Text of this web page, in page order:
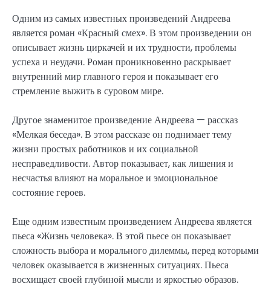
Одним из самых известных произведений Андреева
является роман «Красный смех». В этом произведении он
описывает жизнь циркачей и их трудности, проблемы
успеха и неудачи. Роман проникновенно раскрывает
внутренний мир главного героя и показывает его
стремление выжить в суровом мире.
Другое знаменитое произведение Андреева — рассказ
«Мелкая беседа». В этом рассказе он поднимает тему
жизни простых работников и их социальной
несправедливости. Автор показывает, как лишения и
несчастья влияют на моральное и эмоциональное
состояние героев.
Еще одним известным произведением Андреева является
пьеса «Жизнь человека». В этой пьесе он показывает
сложность выбора и морального дилеммы, перед которыми
человек оказывается в жизненных ситуациях. Пьеса
восхищает своей глубиной мысли и яркостью образов.